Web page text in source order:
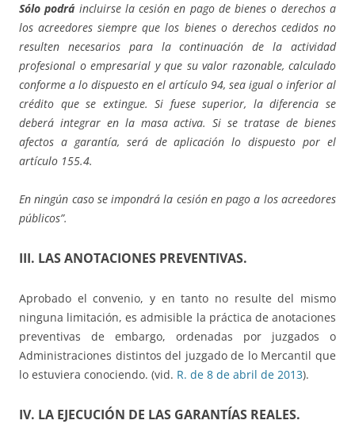
Sólo podrá incluirse la cesión en pago de bienes o derechos a
los acreedores siempre que los bienes o derechos cedidos no
resulten necesarios para la continuación de la actividad
profesional o empresarial y que su valor razonable, calculado
conforme a lo dispuesto en el artículo 94, sea igual o inferior al
crédito que se extingue. Si fuese superior, la diferencia se
deberá integrar en la masa activa. Si se tratase de bienes
afectos a garantía, será de aplicación lo dispuesto por el
artículo 155.4.
En ningún caso se impondrá la cesión en pago a los acreedores
públicos”.
III. LAS ANOTACIONES PREVENTIVAS.
Aprobado el convenio, y en tanto no resulte del mismo
ninguna limitación, es admisible la práctica de anotaciones
preventivas de embargo, ordenadas por juzgados o
Administraciones distintos del juzgado de lo Mercantil que
lo estuviera conociendo. (vid. R. de 8 de abril de 2013).
IV. LA EJECUCIÓN DE LAS GARANTÍAS REALES.